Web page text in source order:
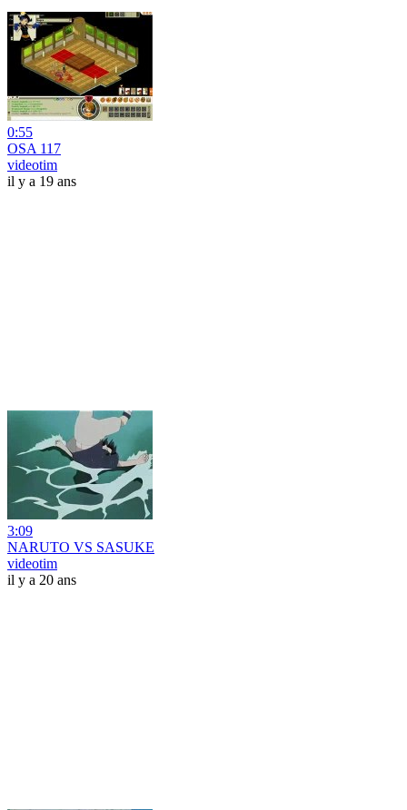
0:55
OSA 117
videotim
il y a 19 ans
3:09
NARUTO VS SASUKE
videotim
il y a 20 ans